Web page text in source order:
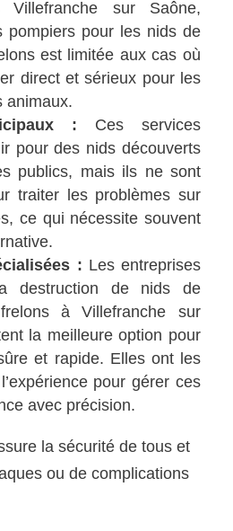
sur Saône,
pompiers pour les nids de
est limitée aux cas où
direct et sérieux pour les
animaux.
: Ces services
pour des nids découverts
publics, mais ils ne sont
traiter les problèmes sur
ce qui nécessite souvent
: Les entreprises
destruction de nids de
à Villefranche sur
la meilleure option pour
et rapide. Elles ont les
pour gérer ces
avec précision.
la sécurité de tous et
ou de complications